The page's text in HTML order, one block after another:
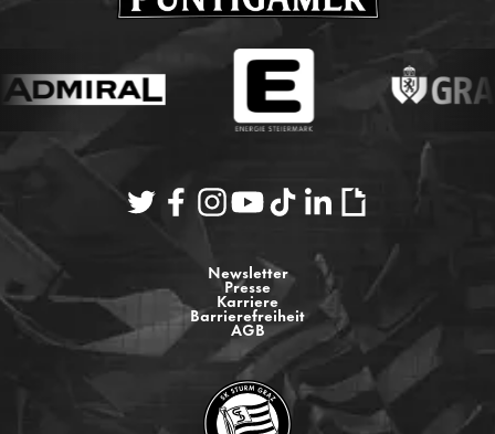
Newsletter
Presse
Karriere
Barrierefreiheit
AGB